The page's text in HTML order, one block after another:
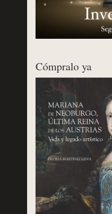
Cómpralo ya